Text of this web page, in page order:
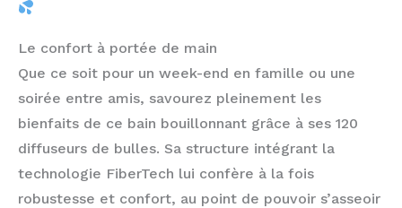
Le confort à portée de main
Que ce soit pour un week-end en famille ou une
soirée entre amis, savourez pleinement les
bienfaits de ce bain bouillonnant grâce à ses 120
diffuseurs de bulles. Sa structure intégrant la
technologie FiberTech lui confère à la fois
robustesse et confort, au point de pouvoir s’asseoir